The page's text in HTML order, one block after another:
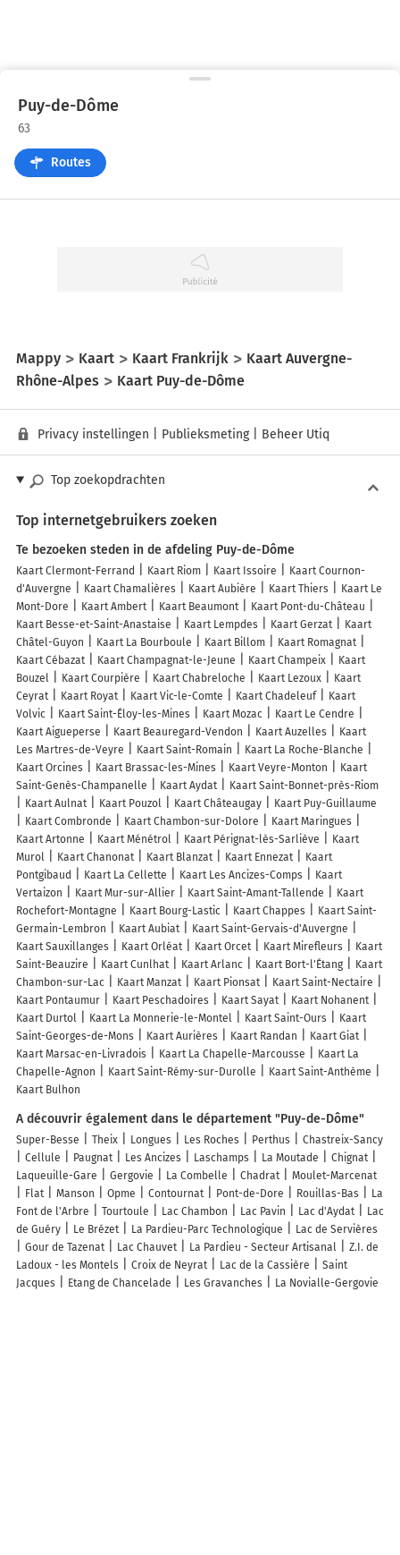
Puy-de-Dôme
63
Routes
Mappy Kaart Kaart Frankrijk
Kaart Auvergne-
Rhône-Alpes
Kaart Puy-de-Dôme
Privacy instellingen Publieksmeting| Beheer Utiq
Top zoekopdrachten
Top internetgebruikers zoeken
Te bezoeken steden in de afdeling Puy-de-Dôme
Kaart Clermont-Ferrand Kaart Riom Kaart Issoire
Kaart Cournon-
d'Auvergne
Kaart Chamalières Kaart Aubière Kaart Thiers
Kaart Le
Mont-Dore
Kaart Ambert Kaart Beaumont
Kaart Pont-du-Château
Kaart Besse-et-Saint-Anastaise
Kaart Lempdes Kaart Gerzat
Kaart
Châtel-Guyon
Kaart La Bourboule Kaart Billom
Kaart Romagnat
Kaart Cébazat
Kaart Champagnat-le-Jeune Kaart Champeix
Kaart
Bouzel
Kaart Courpière Kaart Chabreloche Kaart Lezoux
Kaart
Ceyrat
Kaart Royat Kaart Vic-le-Comte Kaart Chadeleuf
Kaart
Volvic
Kaart Saint-Éloy-les-Mines Kaart Mozac
Kaart Le Cendre
Kaart Aigueperse
Kaart Beauregard-Vendon Kaart Auzelles
Kaart
Les Martres-de-Veyre
Kaart Saint-Romain
Kaart La Roche-Blanche
Kaart Orcines
Kaart Brassac-les-Mines Kaart Veyre-Monton
Kaart
Saint-Genès-Champanelle
Kaart Aydat
Kaart Saint-Bonnet-près-Riom
Kaart Aulnat
Kaart Pouzol Kaart Châteaugay
Kaart Puy-Guillaume
Kaart Combronde
Kaart Chambon-sur-Dolore
Kaart Maringues
Kaart Artonne
Kaart Ménétrol Kaart Pérignat-lès-Sarliève
Kaart
Murol
Kaart Chanonat Kaart Blanzat Kaart Ennezat
Kaart
Pontgibaud
Kaart La Cellette Kaart Les Ancizes-Comps
Kaart
Vertaizon
Kaart Mur-sur-Allier Kaart Saint-Amant-Tallende
Kaart
Rochefort-Montagne
Kaart Bourg-Lastic Kaart Chappes
Kaart Saint-
Germain-Lembron
Kaart Aubiat
Kaart Saint-Gervais-d'Auvergne
Kaart Sauxillanges
Kaart Orléat Kaart Orcet Kaart Mirefleurs
Kaart
Saint-Beauzire
Kaart Cunlhat Kaart Arlanc Kaart Bort-l'Étang
Kaart
Chambon-sur-Lac
Kaart Manzat Kaart Pionsat
Kaart Saint-Nectaire
Kaart Pontaumur
Kaart Peschadoires Kaart Sayat
Kaart Nohanent
Kaart Durtol
Kaart La Monnerie-le-Montel Kaart Saint-Ours
Kaart
Saint-Georges-de-Mons
Kaart Aurières Kaart Randan
Kaart Giat
Kaart Marsac-en-Livradois
Kaart La Chapelle-Marcousse
Kaart La
Chapelle-Agnon
Kaart Saint-Rémy-sur-Durolle
Kaart Saint-Anthème
Kaart Bulhon
A découvrir également dans le département "Puy-de-Dôme"
Super-Besse Theix Longues Les Roches Perthus
Chastreix-Sancy
Cellule
Paugnat Les Ancizes Laschamps La Moutade
Chignat
Laqueuille-Gare
Gergovie La Combelle Chadrat
Moulet-Marcenat
Flat
Manson Opme Contournat Pont-de-Dore Rouillas-Bas
La
Font de l'Arbre
Tourtoule Lac Chambon Lac Pavin Lac d'Aydat
Lac
de Guéry
Le Brézet La Pardieu-Parc Technologique
Lac de Servières
Gour de Tazenat
Lac Chauvet La Pardieu - Secteur Artisanal
Z.I. de
Ladoux - les Montels
Croix de Neyrat Lac de la Cassière
Saint
Jacques
Etang de Chancelade Les Gravanches
La Novialle-Gergovie